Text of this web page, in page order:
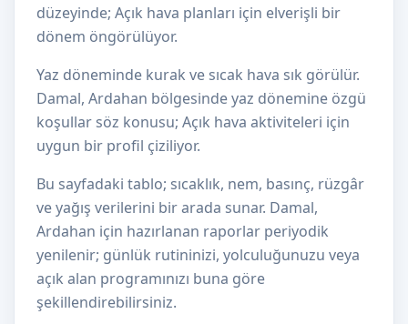
düzeyinde; Açık hava planları için elverişli bir
dönem öngörülüyor.
Yaz döneminde kurak ve sıcak hava sık görülür.
Damal, Ardahan bölgesinde yaz dönemine özgü
koşullar söz konusu; Açık hava aktiviteleri için
uygun bir profil çiziliyor.
Bu sayfadaki tablo; sıcaklık, nem, basınç, rüzgâr
ve yağış verilerini bir arada sunar. Damal,
Ardahan için hazırlanan raporlar periyodik
yenilenir; günlük rutininizi, yolculuğunuzu veya
açık alan programınızı buna göre
şekillendirebilirsiniz.